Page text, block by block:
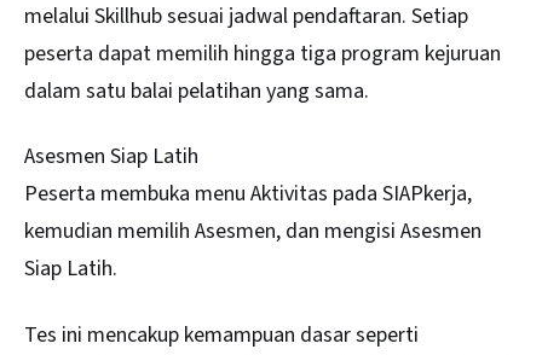
melalui Skillhub sesuai jadwal pendaftaran. Setiap
peserta dapat memilih hingga tiga program kejuruan
dalam satu balai pelatihan yang sama.
Asesmen Siap Latih
Peserta membuka menu Aktivitas pada SIAPkerja,
kemudian memilih Asesmen, dan mengisi Asesmen
Siap Latih.
Tes ini mencakup kemampuan dasar seperti